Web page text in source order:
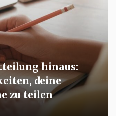
hinaus:
deine
zu teilen